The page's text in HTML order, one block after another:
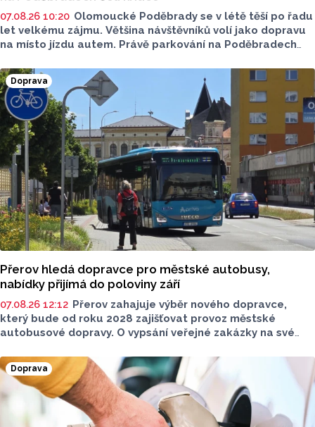
07.08.26 10:20 Olomoucké Poděbrady se v létě těší po řadu
let velkému zájmu. Většina návštěvníků volí jako dopravu
na místo jízdu autem. Právě parkování na Poděbradech
Na konci června vznikla na Facebooku stránka s názvem
Poděbrady bez závor a nelegálního parkovného, která
upozorňuje na nevyhovujcí situaci s parkováním
u oblíbeného olomouckého letoviska. Za iniciativou stojí
zastupitel města Olomouce, na jeho přání nebudeme
uvádět jeho identitu.
Doprava
Přerov hledá dopravce pro městské autobusy,
nabídky přijímá do poloviny září
07.08.26 12:12 Přerov zahajuje výběr nového dopravce,
který bude od roku 2028 zajišťovat provoz městské
autobusové dopravy. O vypsání veřejné zakázky na své
dopravcem bude uzavřena na deset let a zajistí dopravní
obslužnost města nad rámec regionálních linek
objednávaných Olomouckým krajem.
Doprava